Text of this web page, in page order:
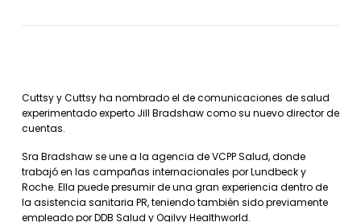
Cuttsy y Cuttsy ha nombrado el de comunicaciones de salud
experimentado experto Jill Bradshaw como su nuevo director de
cuentas.
Sra Bradshaw se une a la agencia de VCPP Salud, donde
trabajó en las campañas internacionales por Lundbeck y
Roche. Ella puede presumir de una gran experiencia dentro de
la asistencia sanitaria PR, teniendo también sido previamente
empleado por DDB Salud y Ogilvy Healthworld.